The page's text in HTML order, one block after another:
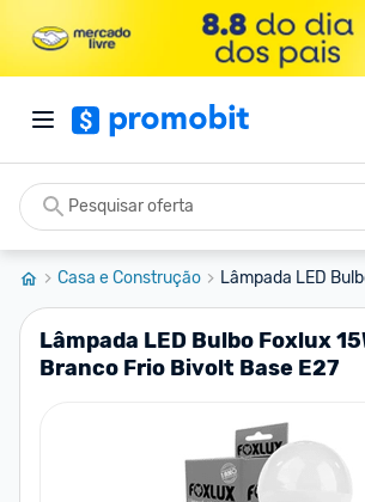
Casa e Construção Lâmpada LED
Lâmpada LED Bulbo Foxlux
Branco Frio Bivolt Base E27